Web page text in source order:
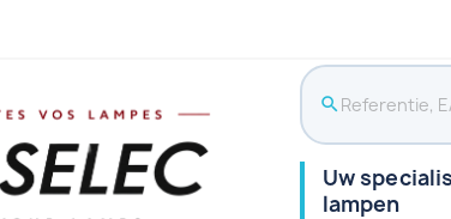
search
Uw
lampen